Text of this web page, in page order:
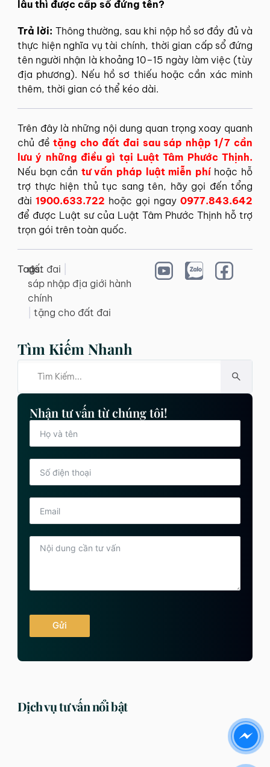
lâu thì được cấp sổ đứng tên?
Trả lời: Thông thường, sau khi nộp hồ sơ đầy đủ và
thực hiện nghĩa vụ tài chính, thời gian cấp sổ đứng
tên người nhận là khoảng 10–15 ngày làm việc (tùy
địa phương). Nếu hồ sơ thiếu hoặc cần xác minh
thêm, thời gian có thể kéo dài.
Trên đây là những nội dung quan trọng xoay quanh
chủ đềtặng cho đất đai sau sáp nhập 1/7 cần
lưu ý những điều gì tại Luật Tâm Phước Thịnh.
Nếu bạn cần tư vấn pháp luật miễn phí hoặc hỗ
trợ thực hiện thủ tục sang tên, hãy gọi đến tổng
đài 1900.633.722 hoặc gọi ngay 0977.843.642
để được Luật sư của Luật Tâm Phước Thịnh hỗ trợ
trọn gói trên toàn quốc.
Tags:
đất đai
sáp nhập địa giới hành
chính
tặng cho đất đai
Tìm Kiếm Nhanh
Nhận tư vấn từ chúng tôi!
Gửi
Dịch vụ tư vấn nổi bật